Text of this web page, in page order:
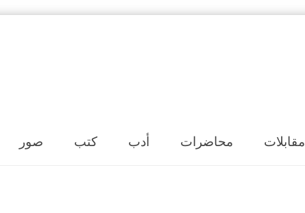
صور كتب أدب محاضرات مقابلات